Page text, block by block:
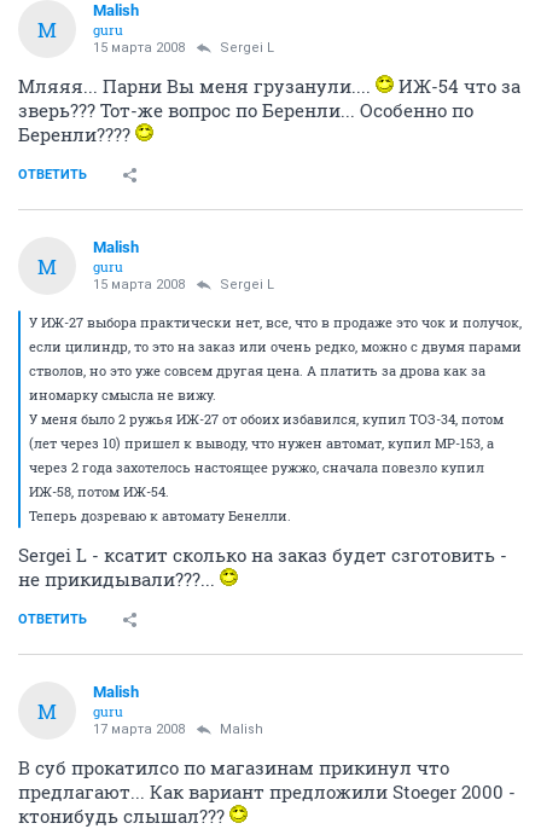
M
Malish
guru
15 марта 2008 Sergei L
Мляяя... Парни Вы меня грузанули....
ИЖ-54 что за
зверь??? Тот-же вопрос по Беренли... Особенно по
Беренли????
ОТВЕТИТЬ
M
Malish
guru
15 марта 2008 Sergei L
У ИЖ-27 выбора практически нет, все, что в продаже это чок и получок,
если цилиндр, то это на заказ или очень редко, можно с двумя парами
стволов, но это уже совсем другая цена. А платить за дрова как за
иномарку смысла не вижу.
У меня было 2 ружья ИЖ-27 от обоих избавился, купил ТОЗ-34, потом
(лет через 10) пришел к выводу, что нужен автомат, купил МР-153, а
через 2 года захотелось настоящее ружжо, сначала повезло купил
ИЖ-58, потом ИЖ-54.
Теперь дозреваю к автомату Бенелли.
Sergei L - ксатит сколько на заказ будет сзготовить -
не прикидывали???...
ОТВЕТИТЬ
M
Malish
guru
17 марта 2008 Malish
В суб прокатилсо по магазинам прикинул что
предлагают... Как вариант предложили Stoeger 2000 -
ктонибудь слышал???